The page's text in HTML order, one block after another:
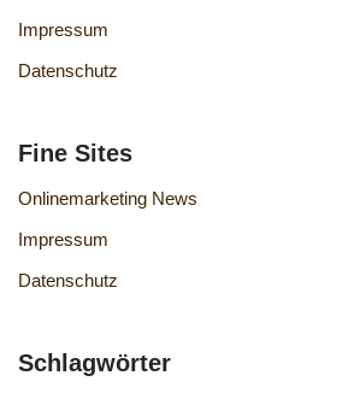
Impressum
Datenschutz
Fine Sites
Onlinemarketing News
Impressum
Datenschutz
Schlagwörter